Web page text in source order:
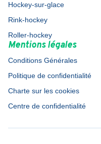
Hockey-sur-glace
Rink-hockey
Roller-hockey
Mentions légales
Conditions Générales
Politique de confidentialité
Charte sur les cookies
Centre de confidentialité